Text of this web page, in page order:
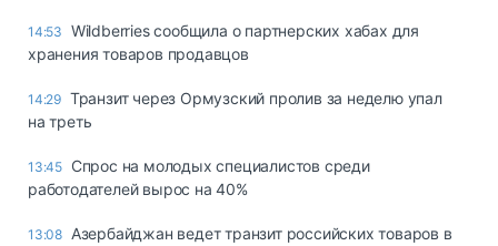
14:53 Wildberries сообщила о партнерских хабах для
хранения товаров продавцов
14:29 Транзит через Ормузский пролив за неделю упал
на треть
13:45 Спрос на молодых специалистов среди
работодателей вырос на 40%
13:08 Азербайджан ведет транзит российских товаров в